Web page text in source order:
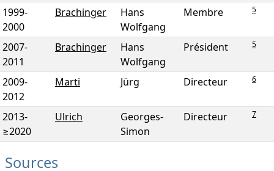
1999-
2000
Brachinger
Hans
Wolfgang
Membre 5
2007-
2011
Brachinger
Hans
Wolfgang
Président 5
2009-
2012
Marti Jürg Directeur 6
2013-
≥2020
Ulrich
Georges-
Simon
Directeur 7
Sources